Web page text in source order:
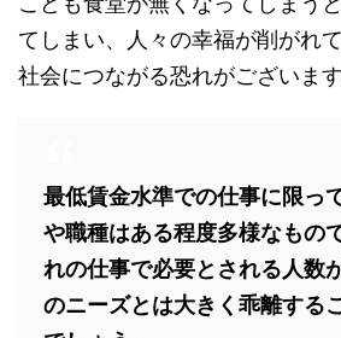
てしまい、人々の幸福が削がれ
社会につながる恐れがございます
最低賃金水準での仕事に限っ
や職種はある程度多様なもの
れの仕事で必要とされる人数
のニーズとは大きく乖離する